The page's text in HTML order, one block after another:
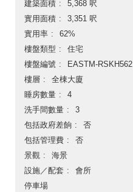
建築面積
5,368 呎
實用面積
3,351 呎
實用率
62%
樓盤類型
住宅
樓盤編號
EASTM-RSKH562
樓層
全棟大廈
睡房數量
4
洗手間數量
3
包括政府差餉
否
包括管理費
否
景觀
海景
設施／配套
會所
停車場